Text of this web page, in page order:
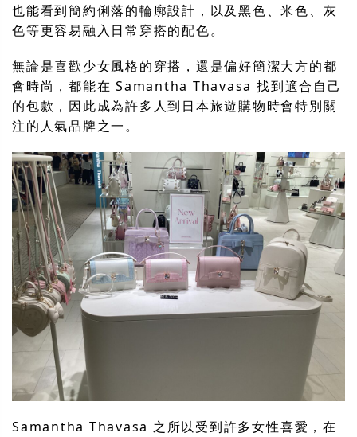
也能看到簡約俐落的輪廓設計，以及黑色、米色、灰
色等更容易融入日常穿搭的配色。
無論是喜歡少女風格的穿搭，還是偏好簡潔大方的都
會時尚，都能在 Samantha Thavasa 找到適合自己
的包款，因此成為許多人到日本旅遊購物時會特別關
注的人氣品牌之一。
Samantha Thavasa 之所以受到許多女性喜愛，在